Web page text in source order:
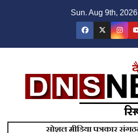
Sun. Aug 9th, 2026